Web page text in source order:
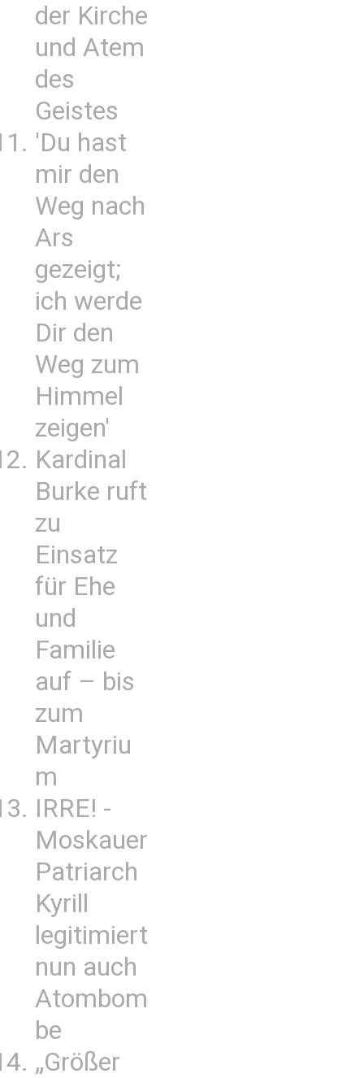
der Kirche
und Atem
des
Geistes
'Du hast
mir den
Weg nach
Ars
gezeigt;
ich werde
Dir den
Weg zum
Himmel
zeigen'
Kardinal
Burke ruft
zu
Einsatz
für Ehe
und
Familie
auf – bis
zum
Martyriu
m
IRRE! -
Moskauer
Patriarch
Kyrill
legitimiert
nun auch
Atombom
be
„Größer